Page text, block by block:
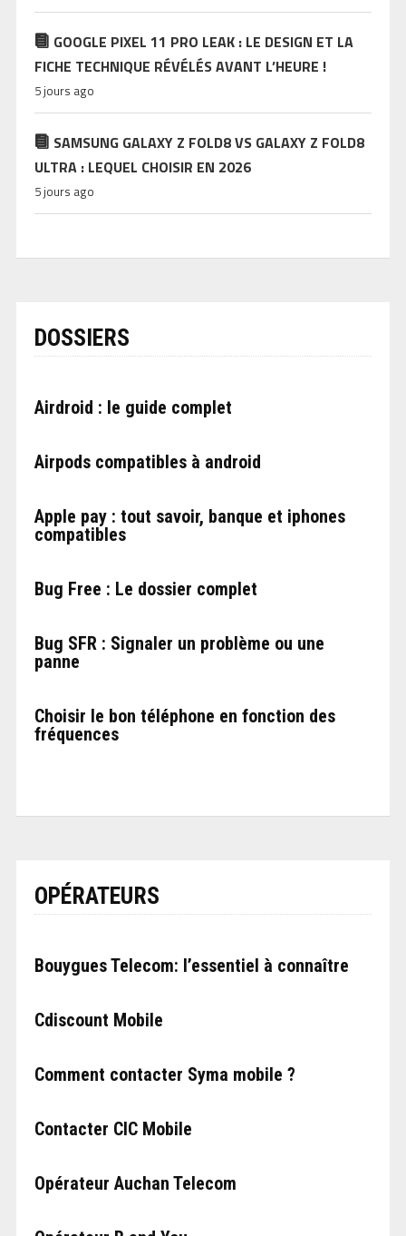
GOOGLE PIXEL 11 PRO LEAK : LE DESIGN ET LA
FICHE TECHNIQUE RÉVÉLÉS AVANT L’HEURE !
5 jours ago
SAMSUNG GALAXY Z FOLD8 VS GALAXY Z FOLD8
ULTRA : LEQUEL CHOISIR EN 2026
5 jours ago
DOSSIERS
Airdroid : le guide complet
Airpods compatibles à android
Apple pay : tout savoir, banque et iphones
compatibles
Bug Free : Le dossier complet
Bug SFR : Signaler un problème ou une
panne
Choisir le bon téléphone en fonction des
fréquences
OPÉRATEURS
Bouygues Telecom: l’essentiel à connaître
Cdiscount Mobile
Comment contacter Syma mobile ?
Contacter CIC Mobile
Opérateur Auchan Telecom